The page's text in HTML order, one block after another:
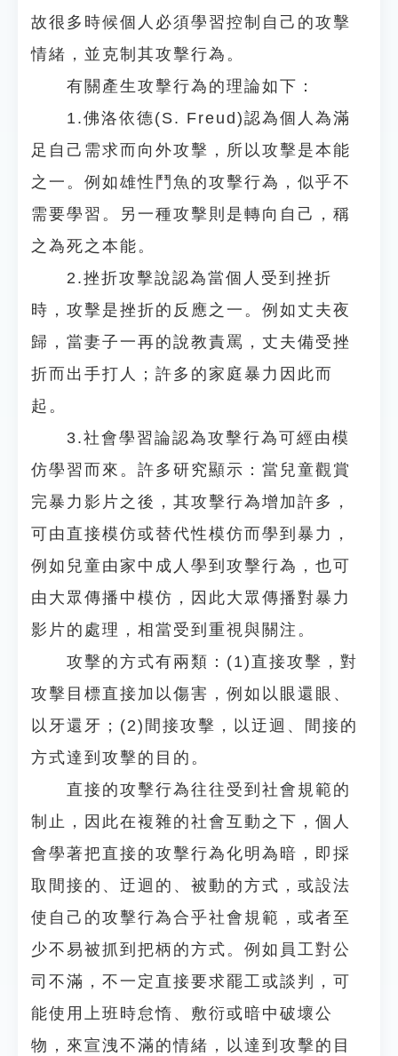
故很多時候個人必須學習控制自己的攻擊
情緒，並克制其攻擊行為。
有關產生攻擊行為的理論如下：
1.佛洛依德(S. Freud)認為個人為滿
足自己需求而向外攻擊，所以攻擊是本能
之一。例如雄性鬥魚的攻擊行為，似乎不
需要學習。另一種攻擊則是轉向自己，稱
之為死之本能。
2.挫折攻擊說認為當個人受到挫折
時，攻擊是挫折的反應之一。例如丈夫夜
歸，當妻子一再的說教責罵，丈夫備受挫
折而出手打人；許多的家庭暴力因此而
起。
3.社會學習論認為攻擊行為可經由模
仿學習而來。許多研究顯示：當兒童觀賞
完暴力影片之後，其攻擊行為增加許多，
可由直接模仿或替代性模仿而學到暴力，
例如兒童由家中成人學到攻擊行為，也可
由大眾傳播中模仿，因此大眾傳播對暴力
影片的處理，相當受到重視與關注。
攻擊的方式有兩類：(1)直接攻擊，對
攻擊目標直接加以傷害，例如以眼還眼、
以牙還牙；(2)間接攻擊，以迂迴、間接的
方式達到攻擊的目的。
直接的攻擊行為往往受到社會規範的
制止，因此在複雜的社會互動之下，個人
會學著把直接的攻擊行為化明為暗，即採
取間接的、迂迴的、被動的方式，或設法
使自己的攻擊行為合乎社會規範，或者至
少不易被抓到把柄的方式。例如員工對公
司不滿，不一定直接要求罷工或談判，可
能使用上班時怠惰、敷衍或暗中破壞公
物，來宣洩不滿的情緒，以達到攻擊的目